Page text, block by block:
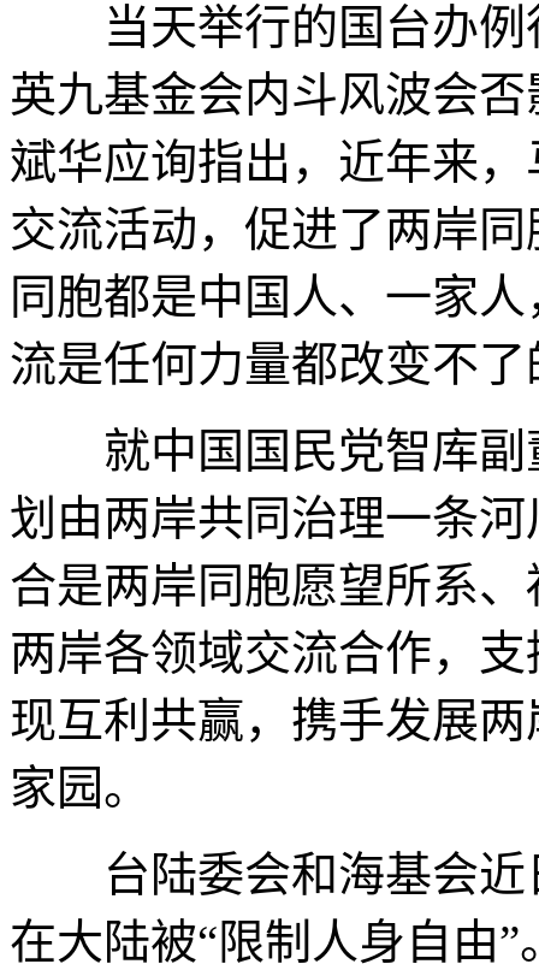
当天举行的国台办例
英九基金会内斗风波会
斌华应询指出，近年来
交流活动，促进了两岸
同胞都是中国人、一家
流是任何力量都改变不了
就中国国民党智库副
划由两岸共同治理一条
合是两岸同胞愿望所系
两岸各领域交流合作，
现互利共赢，携手发展
家园。
台陆委会和海基会近
在大陆被“限制人身自由